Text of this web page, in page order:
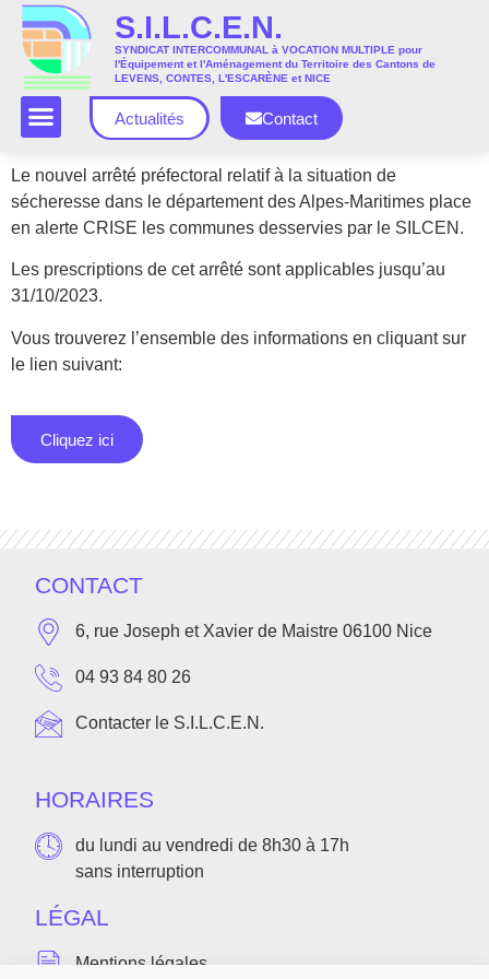
S.I.L.C.E.N.
SYNDICAT INTERCOMMUNAL à VOCATION MULTIPLE pour
l'Équipement et l'Aménagement du Territoire des Cantons de
LEVENS, CONTES, L'ESCARÈNE et NICE
Actualités Contact
Le nouvel arrêté préfectoral relatif à la situation de
sécheresse dans le département des Alpes-Maritimes place
en alerte CRISE les communes desservies par le SILCEN.
Les prescriptions de cet arrêté sont applicables jusqu’au
31/10/2023.
Vous trouverez l’ensemble des informations en cliquant sur
le lien suivant:
Cliquez ici
CONTACT
6, rue Joseph et Xavier de Maistre 06100 Nice
04 93 84 80 26
Contacter le S.I.L.C.E.N.
HORAIRES
du lundi au vendredi de 8h30 à 17h
sans interruption
LÉGAL
Mentions légales